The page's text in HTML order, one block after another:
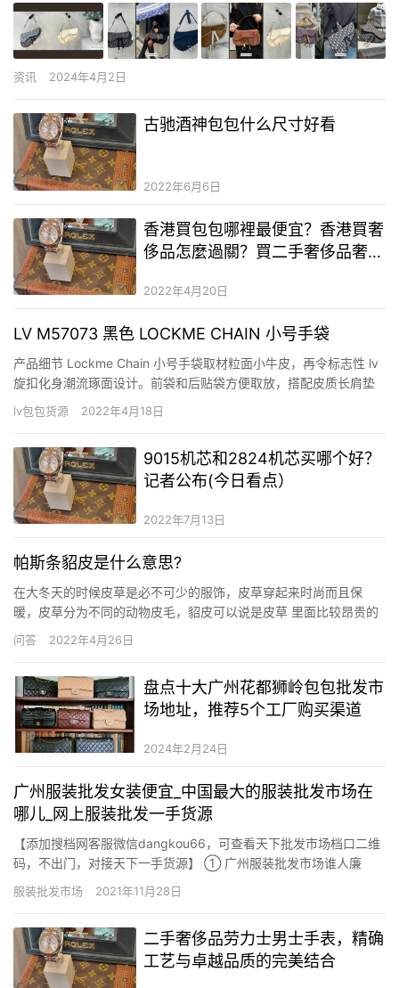
资讯 2024年4月2日
古驰酒神包包什么尺寸好看
2022年6月6日
香港買包包哪裡最便宜？香港買奢
侈品怎麼過關？買二手奢侈品奢侈
2022年4月20日
LV M57073 黑色 LOCKME CHAIN 小号手袋
产品细节 Lockme Chain 小号手袋取材粒面小牛皮，再令标志性 lv
旋扣化身潮流琢面设计。前袋和后贴袋方便取放，搭配皮质长肩垫
的滑链肩带实现舒适肩背或斜挎体验。 详细特征 23.0 x 16.0 x
10.0 厘米 (长 x 高 x 宽) 粒面小牛皮 超细纤维内衬 粒面小牛皮饰边
lv包包货源 2022年4月18日
9015机芯和2824机芯买哪个好？
记者公布(今日看点）
2022年7月13日
帕斯条貂皮是什么意思?
在大冬天的时候皮草是必不可少的服饰，皮草穿起来时尚而且保
暖，皮草分为不同的动物皮毛，貂皮可以说是皮草 里面比较昂贵的
了，那么什么是帕斯条貂皮。 帕斯条貂皮是什么意思 帕斯条貂皮是
一种貂皮的颜色，名称是帕斯条，颜色与浅咖啡接近。貂皮素有“裘
丰…
问答 2022年4月26日
盘点十大广州花都狮岭包包批发市
场地址，推荐5个工厂购买渠道
2024年2月24日
广州服装批发女装便宜_中国最大的服装批发市场在
哪儿_网上服装批发一手货源
【添加搜档网客服微信dangkou66，可查看天下批发市场档口二维
码，不出门，对接天下一手货源】 ① 广州服装批发市场谁人廉
价，新手拿货有什么技巧，一次拿货需要若干 广州市是天下性群众
都领会的女装批发群集点，这儿有着许许多多的衣服批发市场数颇
服装批发市场 2021年11月28日
二手奢侈品劳力士男士手表，精确
工艺与卓越品质的完美结合